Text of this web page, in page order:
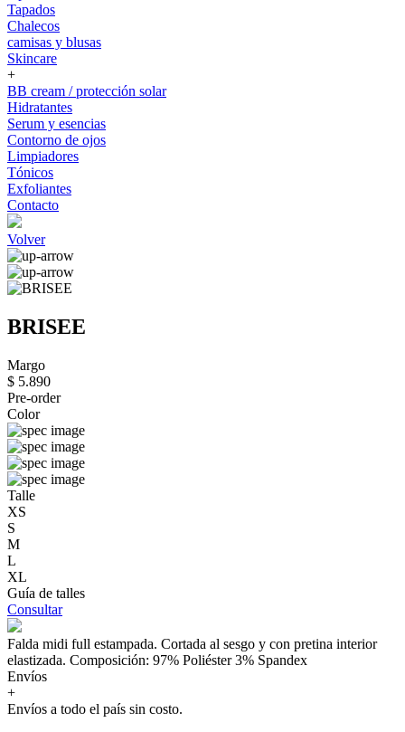
Tapados
Chalecos
camisas y blusas
Skincare
+
BB cream / protección solar
Hidratantes
Serum y esencias
Contorno de ojos
Limpiadores
Tónicos
Exfoliantes
Contacto
Volver
BRISEE
Margo
$ 5.890
Pre-order
Color
Talle
XS
S
M
L
XL
Guía de talles
Consultar
Falda midi full estampada. Cortada al sesgo y con pretina interior
elastizada. Composición: 97% Poliéster 3% Spandex
Envíos
+
Envíos a todo el país sin costo.